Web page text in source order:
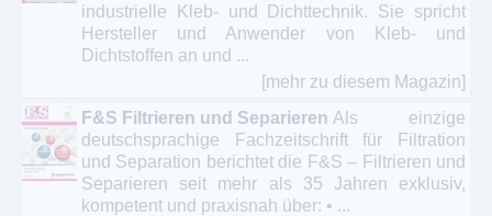
industrielle Kleb- und Dichttechnik. Sie spricht
Hersteller und Anwender von Kleb- und
Dichtstoffen an und ...
[mehr zu diesem Magazin]
F&S Filtrieren und Separieren Als einzige
deutschsprachige Fachzeitschrift für Filtration
und Separation berichtet die F&S – Filtrieren und
Separieren seit mehr als 35 Jahren exklusiv,
kompetent und praxisnah über: • ...